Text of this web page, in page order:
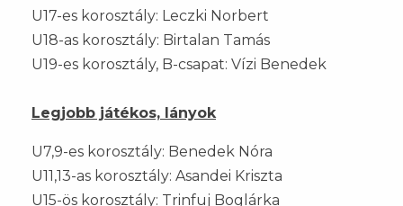
U17-es korosztály: Leczki Norbert
U18-as korosztály: Birtalan Tamás
U19-es korosztály, B-csapat: Vízi Benedek
Legjobb játékos, lányok
U7,9-es korosztály: Benedek Nóra
U11,13-as korosztály: Asandei Kriszta
U15-ös korosztály: Trinfuj Boglárka